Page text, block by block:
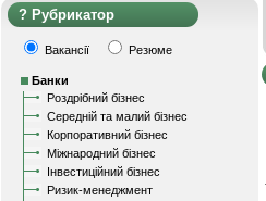
Рубрикатор
Вакансії Резюме
Банки
Роздрібний бізнес
Середній та малий бізнес
Корпоративний бізнес
Міжнародний бізнес
Інвестиційний бізнес
Ризик-менеджмент